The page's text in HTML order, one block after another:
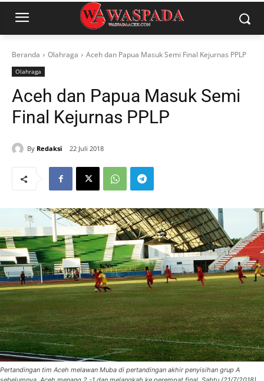
Beranda Olahraga Aceh dan Papua Masuk Semi Final Kejurnas PPLP
Olahraga
Aceh dan Papua Masuk Semi
Final Kejurnas PPLP
By Redaksi 22 Juli 2018
Pertandingan tim Aceh melawan Muba di pertandingan akhir penyisihan grup A